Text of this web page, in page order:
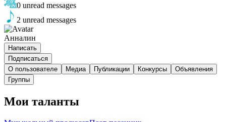
0 unread messages
2 unread messages
Анналин
Написать
Подписаться
О пользователе
Медиа Публикации Конкурсы
Объявления
Группы
Мои таланты